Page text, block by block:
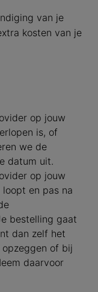
van je
kosten van je
op jouw
is, of
we de
datum uit.
op jouw
en pas na
bestelling gaat
dan zelf het
of bij
daarvoor